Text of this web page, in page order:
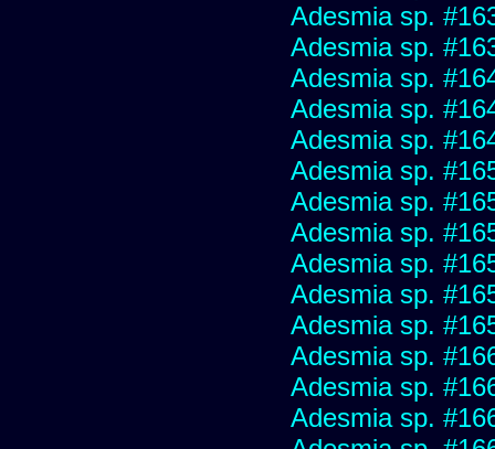
Adesmia sp.
Adesmia sp.
Adesmia sp.
Adesmia sp.
Adesmia sp.
Adesmia sp.
Adesmia sp.
Adesmia sp.
Adesmia sp.
Adesmia sp.
Adesmia sp.
Adesmia sp.
Adesmia sp.
Adesmia sp.